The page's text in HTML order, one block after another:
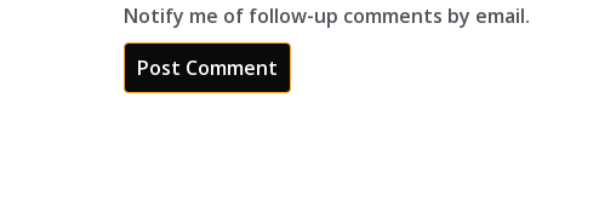
Notify me of follow-up comments by email.